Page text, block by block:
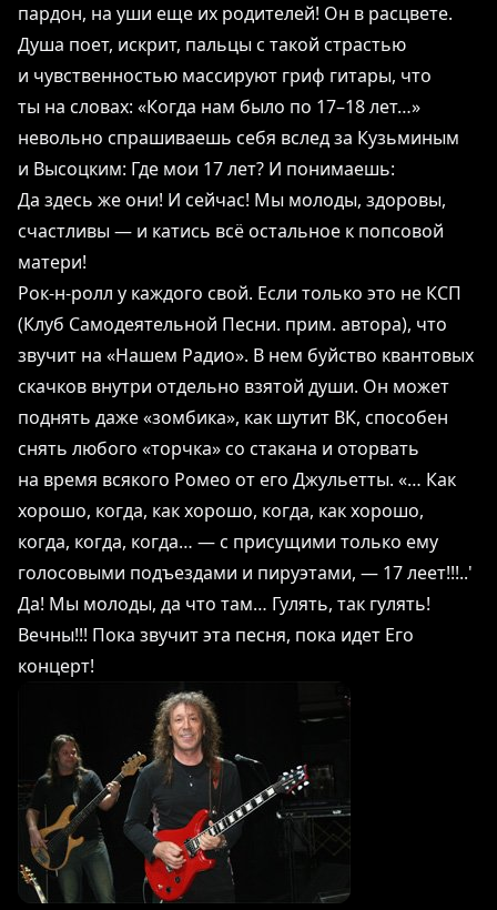
пардон, на уши еще их родителей! Он в расцвете.
Душа поет, искрит, пальцы с такой страстью
и чувственностью массируют гриф гитары, что
ты на словах: «Когда нам было по 17–18 лет…»
невольно спрашиваешь себя вслед за Кузьминым
и Высоцким: Где мои 17 лет? И понимаешь:
Да здесь же они! И сейчас! Мы молоды, здоровы,
счастливы ― и катись всё остальное к попсовой
матери!
Рок-н-ролл у каждого свой. Если только это не КСП
(Клуб Самодеятельной Песни. прим. автора), что
звучит на «Нашем Радио». В нем буйство квантовых
скачков внутри отдельно взятой души. Он может
поднять даже «зомбика», как шутит ВК, способен
снять любого «торчка» со стакана и оторвать
на время всякого Ромео от его Джульетты. «… Как
хорошо, когда, как хорошо, когда, как хорошо,
когда, когда, когда… ― с присущими только ему
голосовыми подъездами и пируэтами, ― 17 леет!!!..'
Да! Мы молоды, да что там… Гулять, так гулять!
Вечны!!! Пока звучит эта песня, пока идет Его
концерт!